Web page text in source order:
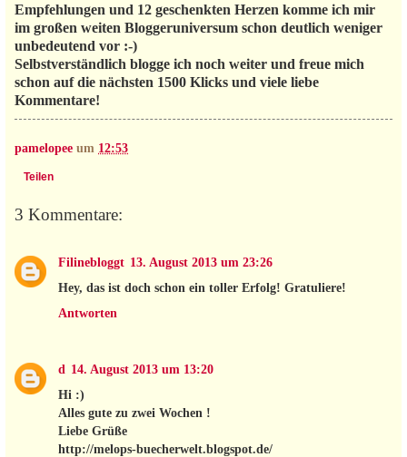
Empfehlungen und 12 geschenkten Herzen komme ich mir
im großen weiten Bloggeruniversum schon deutlich weniger
unbedeutend vor :-)
Selbstverständlich blogge ich noch weiter und freue mich
schon auf die nächsten 1500 Klicks und viele liebe
Kommentare!
pamelopee um 12:53
Teilen
3 Kommentare:
Filinebloggt 13. August 2013 um 23:26
Hey, das ist doch schon ein toller Erfolg! Gratuliere!
Antworten
d 14. August 2013 um 13:20
Hi :)
Alles gute zu zwei Wochen !
Liebe Grüße
http://melops-buecherwelt.blogspot.de/